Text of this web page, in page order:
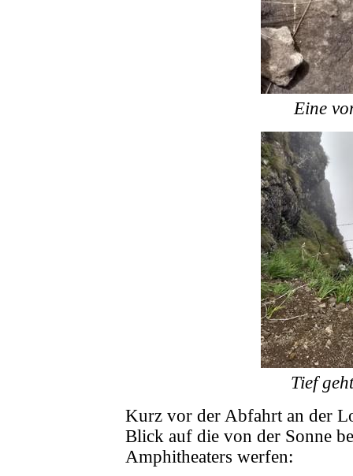
Eine
Tief
Kurz vor der Abfahrt an der
Blick auf die von der Sonne
Amphitheaters werfen: